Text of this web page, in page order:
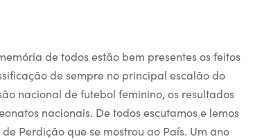
de todos estão bem presentes os feitos
de sempre no principal escalão do
nacional de futebol feminino, os resultados
nacionais. De todos escutamos e lemos
Perdição que se mostrou ao País. Um ano